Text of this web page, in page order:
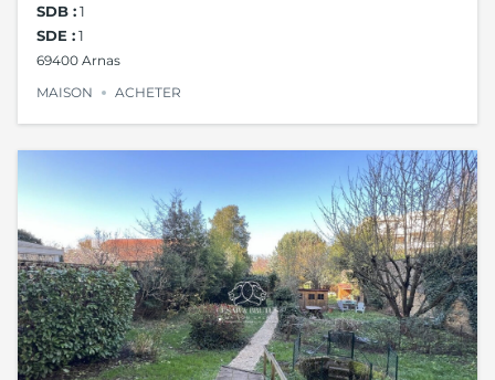
SDB :1
SDE :1
69400 Arnas
MAISON
ACHETER